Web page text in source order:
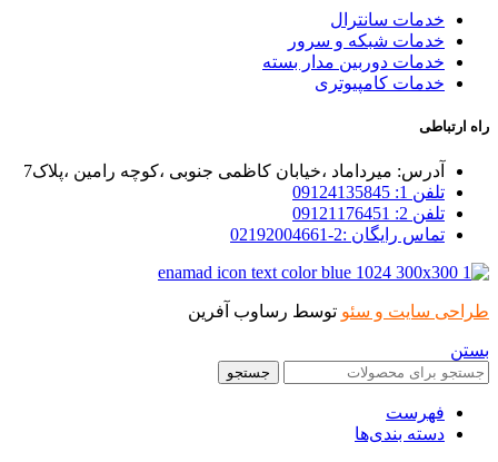
خدمات سانترال
خدمات شبکه و سرور
خدمات دوربین مدار بسته
خدمات کامپیوتری
راه ارتباطی
آدرس: میرداماد ،خیابان کاظمی جنوبی ،کوچه رامین ،پلاک7
تلفن 1: 09124135845
تلفن 2: 09121176451
تماس رایگان :2-02192004661
طراحی سایت و سئو توسط رساوب آفرین
بستن
جستجو
فهرست
دسته بندی‌ها